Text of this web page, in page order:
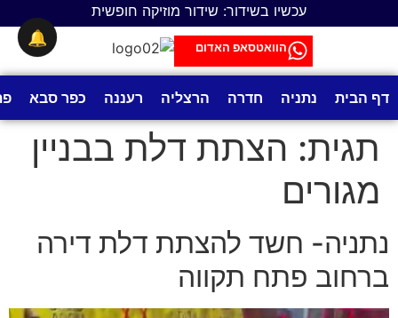
עכשיו בשידור: שידור מוזיקה חופשית
הוואטסאפ האדום
דף הבית נתניה חדרה הרצליה רעננה כפר סבא
תגית: הצתת דלת בבניין
מגורים
נתניה- חשד להצתת דלת דירה
ברחוב פתח תקווה
🔔